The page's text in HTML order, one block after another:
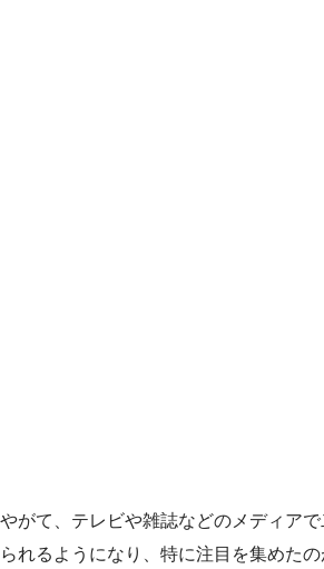
やがて、テレビや雑誌などのメディア
られるようになり、特に注目を集めた